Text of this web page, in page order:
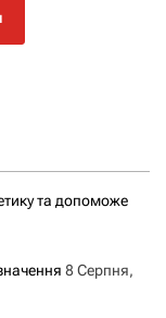
та допоможе
8 Серпня,